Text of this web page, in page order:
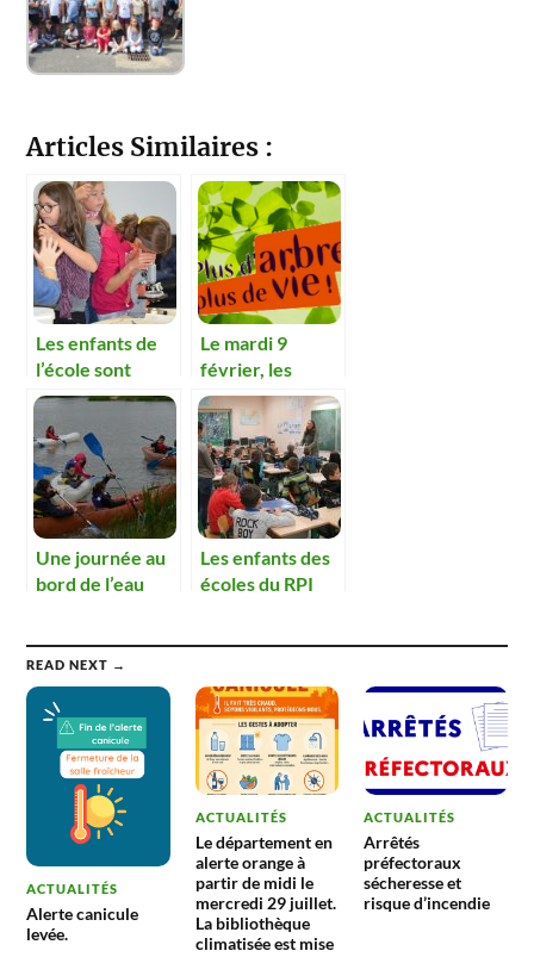
Articles Similaires :
Les enfants de
l’école sont
incollables sur
les petites bêtes
Le mardi 9
février, les
enfants
planteront 70
arbres.
Une journée au
bord de l’eau
Les enfants des
écoles du RPI
READ NEXT →
ACTUALITÉS
Alerte canicule
levée.
ACTUALITÉS
Le département en
alerte orange à
partir de midi le
mercredi 29 juillet.
La bibliothèque
climatisée est mise
ACTUALITÉS
Arrêtés
préfectoraux
sécheresse et
risque d’incendie